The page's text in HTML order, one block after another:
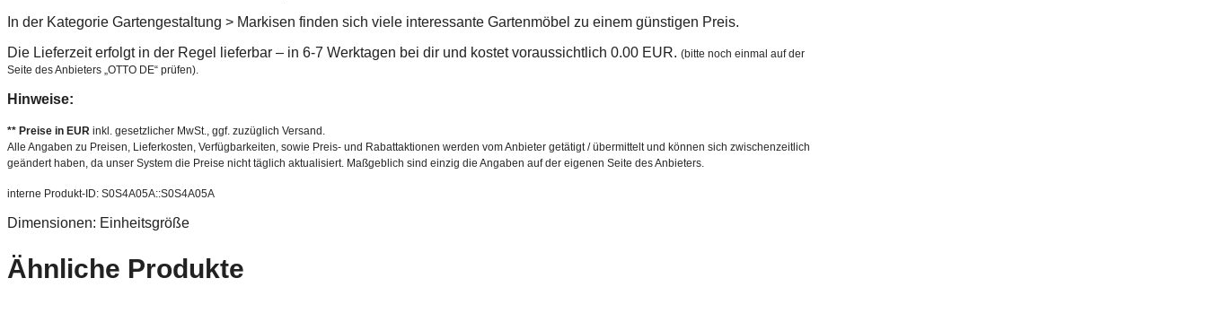
In der Kategorie Gartengestaltung > Markisen finden sich viele interessante Gartenmöbel zu einem günstigen Preis.
Die Lieferzeit erfolgt in der Regel lieferbar – in 6-7 Werktagen bei dir und kostet voraussichtlich 0.00 EUR. (bitte noch einmal auf der
Seite des Anbieters „OTTO DE“ prüfen).
Hinweise:
** Preise in EUR inkl. gesetzlicher MwSt., ggf. zuzüglich Versand.
Alle Angaben zu Preisen, Lieferkosten, Verfügbarkeiten, sowie Preis- und Rabattaktionen werden vom Anbieter getätigt / übermittelt und können sich zwischenzeitlich
geändert haben, da unser System die Preise nicht täglich aktualisiert. Maßgeblich sind einzig die Angaben auf der eigenen Seite des Anbieters.
interne Produkt-ID: S0S4A05A::S0S4A05A
Dimensionen: Einheitsgröße
Ähnliche Produkte